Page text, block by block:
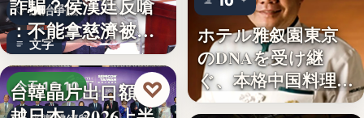
政治爭議
文字
詐騙？侯漢廷反嗆
：不能拿慈濟被詐
來洗白「…
今天 18:10
台韓晶片出口額超
♡
ホテル雅叙園東京
のDNAを受け継
ぐ、本格中国料理店
「万福…